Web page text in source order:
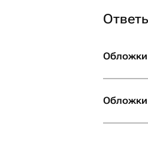
Обложки
Обложки